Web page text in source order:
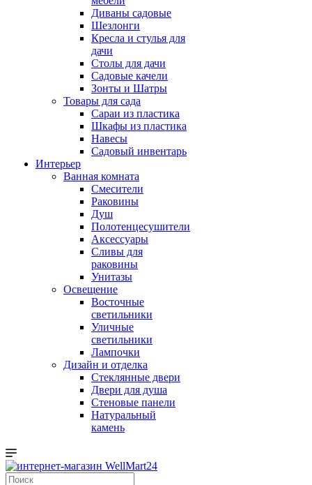
Диваны садовые
Шезлонги
Кресла и стулья для
дачи
Столы для дачи
Садовые качели
Зонты и Шатры
Товары для сада
Сараи из пластика
Шкафы из пластика
Навесы
Садовый инвентарь
Интерьер
Ванная комната
Смесители
Раковины
Душ
Полотенцесушители
Аксессуары
Сливы для
раковины
Унитазы
Освещение
Восточные
светильники
Уличные
светильники
Лампочки
Дизайн и отделка
Стеклянные двери
Двери для душа
Стеновые панели
Натуральный
камень